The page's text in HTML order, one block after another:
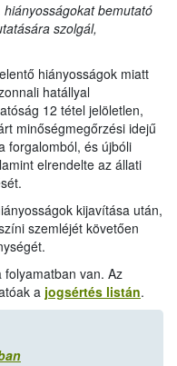
bemutató
szolgál,
hiányosságok miatt
hatállyal
12 tétel jelöletlen,
minőségmegőrzési idejű
forgalomból, és újbóli
elrendelte az állati
kijavítása után,
szemléjét követően
van. Az
a jogsértés listán.